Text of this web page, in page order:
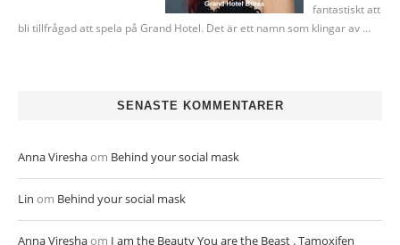
fantastiskt att
bli tillfrågad att spela på Grand Hotel. Det är ett namn som klingar av …
SENASTE KOMMENTARER
Anna Vireshaom Behind your social mask
Lin om Behind your social mask
Anna Vireshaom I am the Beauty You are the Beast . Tamoxifen